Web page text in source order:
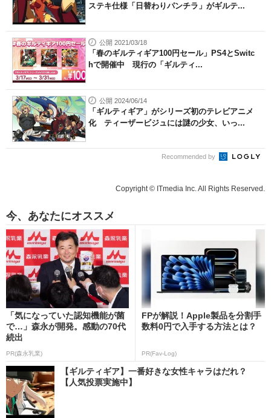
ステキ仕様「日替わりパンチラ」がギルテ...
公開 2021/03/18
「春のギルティギア100円セール」PS4とSwitc
hで開催中 現行の「ギルティ...
公開 2024/06/14
「ギルティギア」がシリーズ初のテレビアニメ
化 ティーザービジュには謎の少女、いっ...
Recommended by
Copyright © ITmedia Inc. All Rights Reserved.
今、あなたにオススメ
「気になっていた認知機能が菌
で…」森永が開発。感動の70代
続出
PR(森永乳業)
FPが解説！Apple製品を分割手
数料0円で入手する方法とは？
PR(Fav-Log)
【ギルティギア】一番好きな女性キャラはだれ？
【人気投票実施中】